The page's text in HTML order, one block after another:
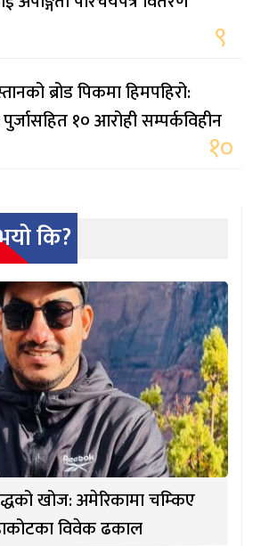
९
ब्रोड पिकमा हिमपहिरो:
पुर्जासहित १० आरोही सम्पर्कविहीन
१०
कि?
खोज: अमेरिकामा चम्किए
विवेक ढकाल